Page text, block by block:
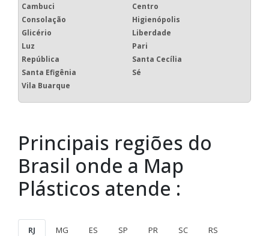
Cambuci
Centro
Consolação
Higienópolis
Glicério
Liberdade
Luz
Pari
República
Santa Cecília
Santa Efigênia
Sé
Vila Buarque
Principais regiões do
Brasil onde a Map
Plásticos atende :
RJ MG ES SP PR SC
RS